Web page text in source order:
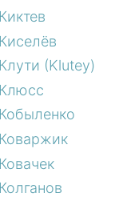
Киктев
Киселёв
Клути (Klutey)
Клюсс
Кобыленко
Коваржик
Ковачек
Колганов